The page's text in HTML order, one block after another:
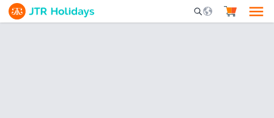
Mobile Search